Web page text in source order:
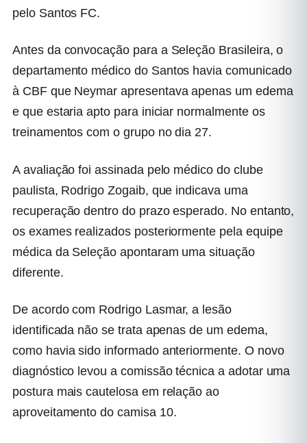
pelo Santos FC.
Antes da convocação para a Seleção Brasileira, o
departamento médico do Santos havia comunicado
à CBF que Neymar apresentava apenas um edema
e que estaria apto para iniciar normalmente os
treinamentos com o grupo no dia 27.
A avaliação foi assinada pelo médico do clube
paulista, Rodrigo Zogaib, que indicava uma
recuperação dentro do prazo esperado. No entanto,
os exames realizados posteriormente pela equipe
médica da Seleção apontaram uma situação
diferente.
De acordo com Rodrigo Lasmar, a lesão
identificada não se trata apenas de um edema,
como havia sido informado anteriormente. O novo
diagnóstico levou a comissão técnica a adotar uma
postura mais cautelosa em relação ao
aproveitamento do camisa 10.